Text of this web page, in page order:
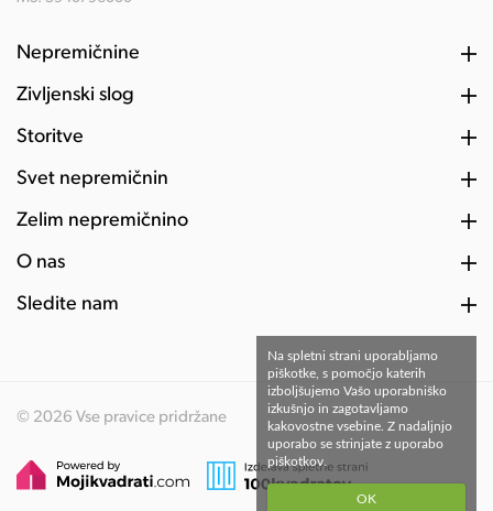
Nepremičnine
Življenski slog
Storitve
Svet nepremičnin
Želim nepremičnino
O nas
Sledite nam
© 2026 Vse pravice pridržane
Na spletni strani uporabljamo
piškotke, s pomočjo katerih
izboljšujemo Vašo uporabniško
izkušnjo in zagotavljamo
kakovostne vsebine. Z nadaljnjo
uporabo se strinjate z uporabo
piškotkov.
OK